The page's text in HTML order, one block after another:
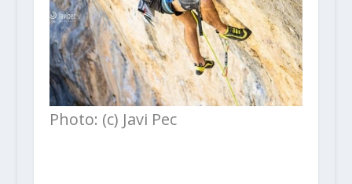
Photo: (c) Javi Pec